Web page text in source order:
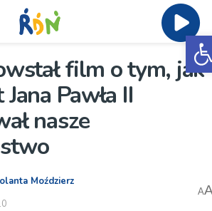
film o tym, jak
Pawła II
nasze
Moździerz
A